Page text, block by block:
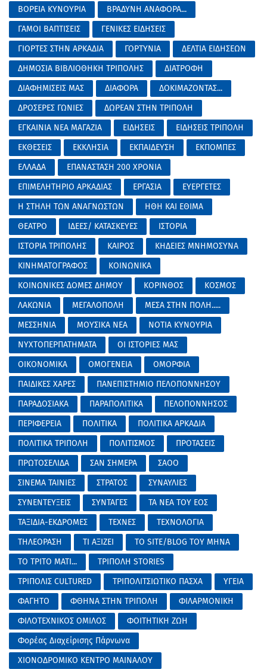
ΒΟΡΕΙΑ ΚΥΝΟΥΡΙΑ
ΒΡΑΔΥΝΗ ΑΝΑΦΟΡΑ...
ΓΑΜΟΙ ΒΑΠΤΙΣΕΙΣ
ΓΕΝΙΚΕΣ ΕΙΔΗΣΕΙΣ
ΓΙΟΡΤΕΣ ΣΤΗΝ ΑΡΚΑΔΙΑ
ΓΟΡΤΥΝΙΑ
ΔΕΛΤΙΑ ΕΙΔΗΣΕΩΝ
ΔΗΜΟΣΙΑ ΒΙΒΛΙΟΘΗΚΗ ΤΡΙΠΟΛΗΣ
ΔΙΑΤΡΟΦΗ
ΔΙΑΦΗΜΙΣΕΙΣ ΜΑΣ
ΔΙΑΦΟΡΑ
ΔΟΚΙΜΑΖΟΝΤΑΣ...
ΔΡΟΣΕΡΕΣ ΓΩΝΙΕΣ
ΔΩΡΕΑΝ ΣΤΗΝ ΤΡΙΠΟΛΗ
ΕΓΚΑΙΝΙΑ ΝΕΑ ΜΑΓΑΖΙΑ
ΕΙΔΗΣΕΙΣ
ΕΙΔΗΣΕΙΣ ΤΡΙΠΟΛΗ
ΕΚΘΕΣΕΙΣ
ΕΚΚΛΗΣΙΑ ΕΚΠΑΙΔΕΥΣΗ
ΕΚΠΟΜΠΕΣ
ΕΛΛΑΔΑ
ΕΠΑΝΑΣΤΑΣΗ 200 ΧΡΟΝΙΑ
ΕΠΙΜΕΛΗΤΗΡΙΟ ΑΡΚΑΔΙΑΣ
ΕΡΓΑΣΙΑ
ΕΥΕΡΓΕΤΕΣ
Η ΣΤΗΛΗ ΤΩΝ ΑΝΑΓΝΩΣΤΩΝ
ΗΘΗ ΚΑΙ ΕΘΙΜΑ
ΘΕΑΤΡΟ
ΙΔΕΕΣ/ ΚΑΤΑΣΚΕΥΕΣ
ΙΣΤΟΡΙΑ
ΙΣΤΟΡΙΑ ΤΡΙΠΟΛΗΣ
ΚΑΙΡΟΣ
ΚΗΔΕΙΕΣ ΜΝΗΜΟΣΥΝΑ
ΚΙΝΗΜΑΤΟΓΡΑΦΟΣ
ΚΟΙΝΩΝΙΚΑ
ΚΟΙΝΩΝΙΚΕΣ ΔΟΜΕΣ ΔΗΜΟΥ
ΚΟΡΙΝΘΟΣ
ΚΟΣΜΟΣ
ΛΑΚΩΝΙΑ
ΜΕΓΑΛΟΠΟΛΗ
ΜΕΣΑ ΣΤΗΝ ΠΟΛΗ.....
ΜΕΣΣΗΝΙΑ
ΜΟΥΣΙΚΑ ΝΕΑ
ΝΟΤΙΑ ΚΥΝΟΥΡΙΑ
ΝΥΧΤΟΠΕΡΠΑΤΗΜΑΤΑ
ΟΙ ΙΣΤΟΡΙΕΣ ΜΑΣ
ΟΙΚΟΝΟΜΙΚΑ
ΟΜΟΓΕΝΕΙΑ
ΟΜΟΡΦΙΑ
ΠΑΙΔΙΚΕΣ ΧΑΡΕΣ
ΠΑΝΕΠΙΣΤΗΜΙΟ ΠΕΛΟΠΟΝΝΗΣΟΥ
ΠΑΡΑΔΟΣΙΑΚΑ
ΠΑΡΑΠΟΛΙΤΙΚΑ
ΠΕΛΟΠΟΝΝΗΣΟΣ
ΠΕΡΙΦΕΡΕΙΑ
ΠΟΛΙΤΙΚΑ
ΠΟΛΙΤΙΚΑ ΑΡΚΑΔΙΑ
ΠΟΛΙΤΙΚΑ ΤΡΙΠΟΛΗ
ΠΟΛΙΤΙΣΜΟΣ
ΠΡΟΤΑΣΕΙΣ
ΠΡΩΤΟΣΕΛΙΔΑ
ΣΑΝ ΣΗΜΕΡΑ
ΣΑΟΟ
ΣΙΝΕΜΑ ΤΑΙΝΙΕΣ
ΣΤΡΑΤΟΣ
ΣΥΝΑΥΛΙΕΣ
ΣΥΝΕΝΤΕΥΞΕΙΣ
ΣΥΝΤΑΓΕΣ
ΤΑ ΝΕΑ ΤΟΥ ΕΟΣ
ΤΑΞΙΔΙΑ-ΕΚΔΡΟΜΕΣ
ΤΕΧΝΕΣ
ΤΕΧΝΟΛΟΓΙΑ
ΤΗΛΕΟΡΑΣΗ
ΤΙ ΑΞΙΖΕΙ
ΤΟ SITE/BLOG ΤΟΥ ΜΗΝΑ
ΤΟ ΤΡΙΤΟ ΜΑΤΙ...
ΤΡΙΠΟΛΗ STORIES
ΤΡΙΠΟΛΙΣ CULTURED
ΤΡΙΠΟΛΙΤΣΙΩΤΙΚΟ ΠΑΣΧΑ
ΥΓΕΙΑ
ΦΑΓΗΤΟ
ΦΘΗΝΑ ΣΤΗΝ ΤΡΙΠΟΛΗ
ΦΙΛΑΡΜΟΝΙΚΗ
ΦΙΛΟΤΕΧΝΙΚΟΣ ΟΜΙΛΟΣ
ΦΟΙΤΗΤΙΚΗ ΖΩΗ
Φορέας Διαχείρισης Πάρνωνα
ΧΙΟΝΟΔΡΟΜΙΚΟ ΚΕΝΤΡΟ ΜΑΙΝΑΛΟΥ